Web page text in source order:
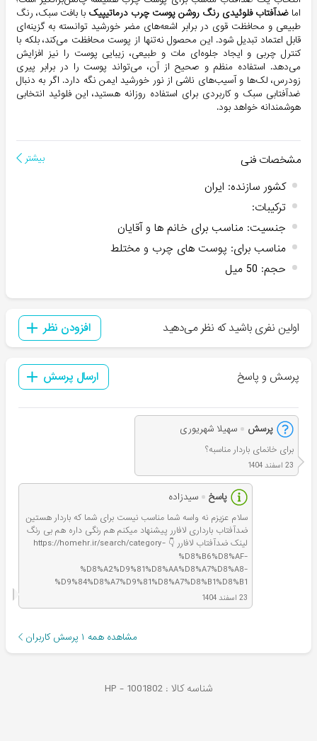
اما ضدآفتاب فلوئیدی رنگ روشن پوست چرب درماتیپیک با بافت سبک، رنگ
طبیعی و محافظت قوی در برابر اشعه‌های مضر خورشید توانسته به گزینه‌ای
قابل اعتماد تبدیل شود. این محصول نه‌تنها از پوست محافظت می‌کند، بلکه با
کنترل چربی و ایجاد جلوه‌ای مات و طبیعی، زیبایی پوست را نیز افزایش
می‌دهد. استفاده منظم و صحیح از آن، می‌تواند پوست را در برابر پیری
زودرس، لک‌ها و آسیب‌های ناشی از نور خورشید ایمن نگه دارد. اگر به دنبال
ضدآفتابی سبک و کاربردی برای استفاده روزانه هستید، این فلوئید انتخابی
هوشمندانه خواهد بود.
مشخصات فنی بیشتر
کشور سازنده: ایران
ترکیبات:
جنسیت: مناسب برای خانم ها و آقایان
مناسب برای: پوست های چرب و مختلط
حجم: 50 میل
اولین نفری باشید که نظر می‌دهید افزودن نظر
پرسش و پاسخ ارسال پرسش
پرسش سهیلا شهریوری
برای خانمای باردار مناسبه؟
23 اسفند 1404
پاسخ سیدزاده
سلام عزیزم نه واسه شما مناسب نیست برای شما که باردار هستین
ضدآفتاب بارداری لافارر پیشنهاد میکنم هم رنگی داره هم بی رنگ
لینک ضدآفتاب لافارر 👇 https://homehr.ir/search/category-
%D8%B6%D8%AF-
%D8%A2%D9%81%D8%AA%D8%A7%D8%A8-
%D9%84%D8%A7%D9%81%D8%A7%D8%B1%D8%B1
23 اسفند 1404
مشاهده همه ۱ پرسش کاربران
شناسه کالا : HP - 1001802